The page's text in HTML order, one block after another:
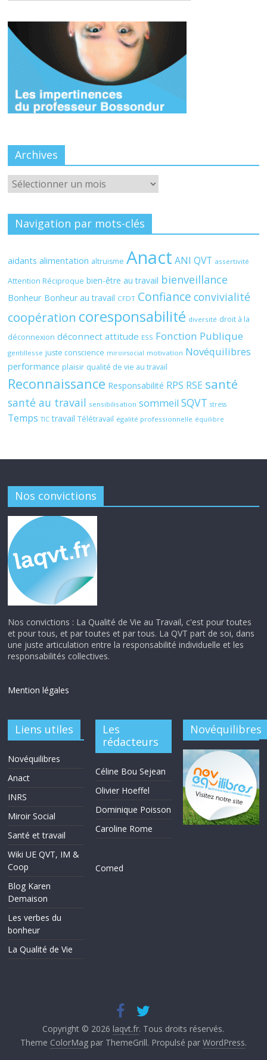
Archives
Archives
Navigation par mots-clés
aidants alimentation altruisme Anact ANI QVT assertivité
Attention Réciproque bien-être au travail bienveillance
Bonheur Bonheur au travail CFDT Confiance convivialité
coopération coresponsabilité diversité droit à la
déconnexion déconnect attitude ESS Fonction Publique
gentillesse juste conscience miroirsocial motivation Novéquilibres
performance plaisir qualité de vie au travail
Reconnaissance Responsabilité RPS RSE santé
santé au travail sensibilisation sommeil SQVT stress
Temps TIC travail Télétravail égalité professionnelle équilibre
Nos convictions
Nos convictions : La Qualité de Vie au Travail, c'est pour toutes
et pour tous, et par toutes et par tous. La QVT part de soi, dans
une juste articulation entre la responsabilité individuelle et les
responsabilités collectives.
Mention légales
Liens utiles
Novéquilibres
Anact
INRS
Miroir Social
Santé et travail
Wiki UE QVT, IM &
Coop
Blog Karen
Demaison
Les verbes du
bonheur
La Qualité de Vie
Les
rédacteurs
Céline Bou Sejean
Olivier Hoeffel
Dominique Poisson
Caroline Rome
Comed
Novéquilibres
Copyright © 2026 laqvt.fr. Tous droits réservés.
Theme ColorMagpar ThemeGrill. Propulsé par WordPress.